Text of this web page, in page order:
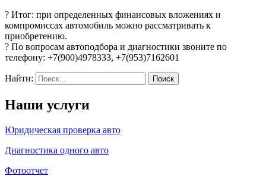
? Итог: при определенных финансовых вложениях и
компромиссах автомобиль можно рассматривать к
приобретению.
? По вопросам автоподбора и диагностики звоните по
телефону: +7(900)4978333, +7(953)7162601
Найти:
Наши услуги
Юридическая проверка авто
Диагностика одного авто
Фотоотчет